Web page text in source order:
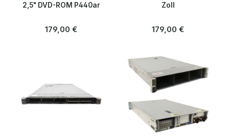
2,5" DVD-ROM P440ar
Regulärer Preis:
179,00 €
Zoll
Regulärer Preis:
179,00 €